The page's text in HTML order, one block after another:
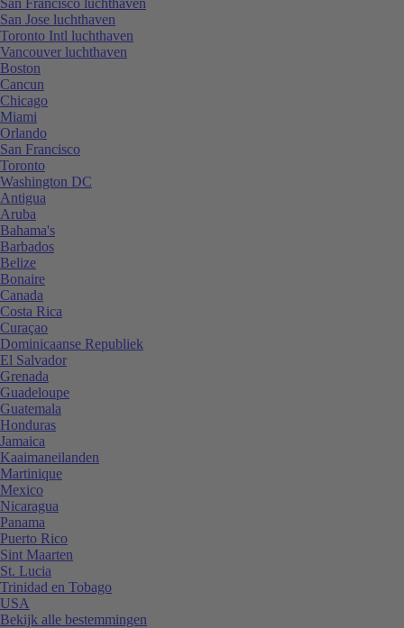
San Jose luchthaven
Toronto Intl luchthaven
Vancouver luchthaven
Boston
Cancun
Chicago
Miami
Orlando
San Francisco
Toronto
Washington DC
Antigua
Aruba
Bahama's
Barbados
Belize
Bonaire
Canada
Costa Rica
Curaçao
Dominicaanse Republiek
El Salvador
Grenada
Guadeloupe
Guatemala
Honduras
Jamaica
Kaaimaneilanden
Martinique
Mexico
Nicaragua
Panama
Puerto Rico
Sint Maarten
St. Lucia
Trinidad en Tobago
USA
Bekijk alle bestemmingen